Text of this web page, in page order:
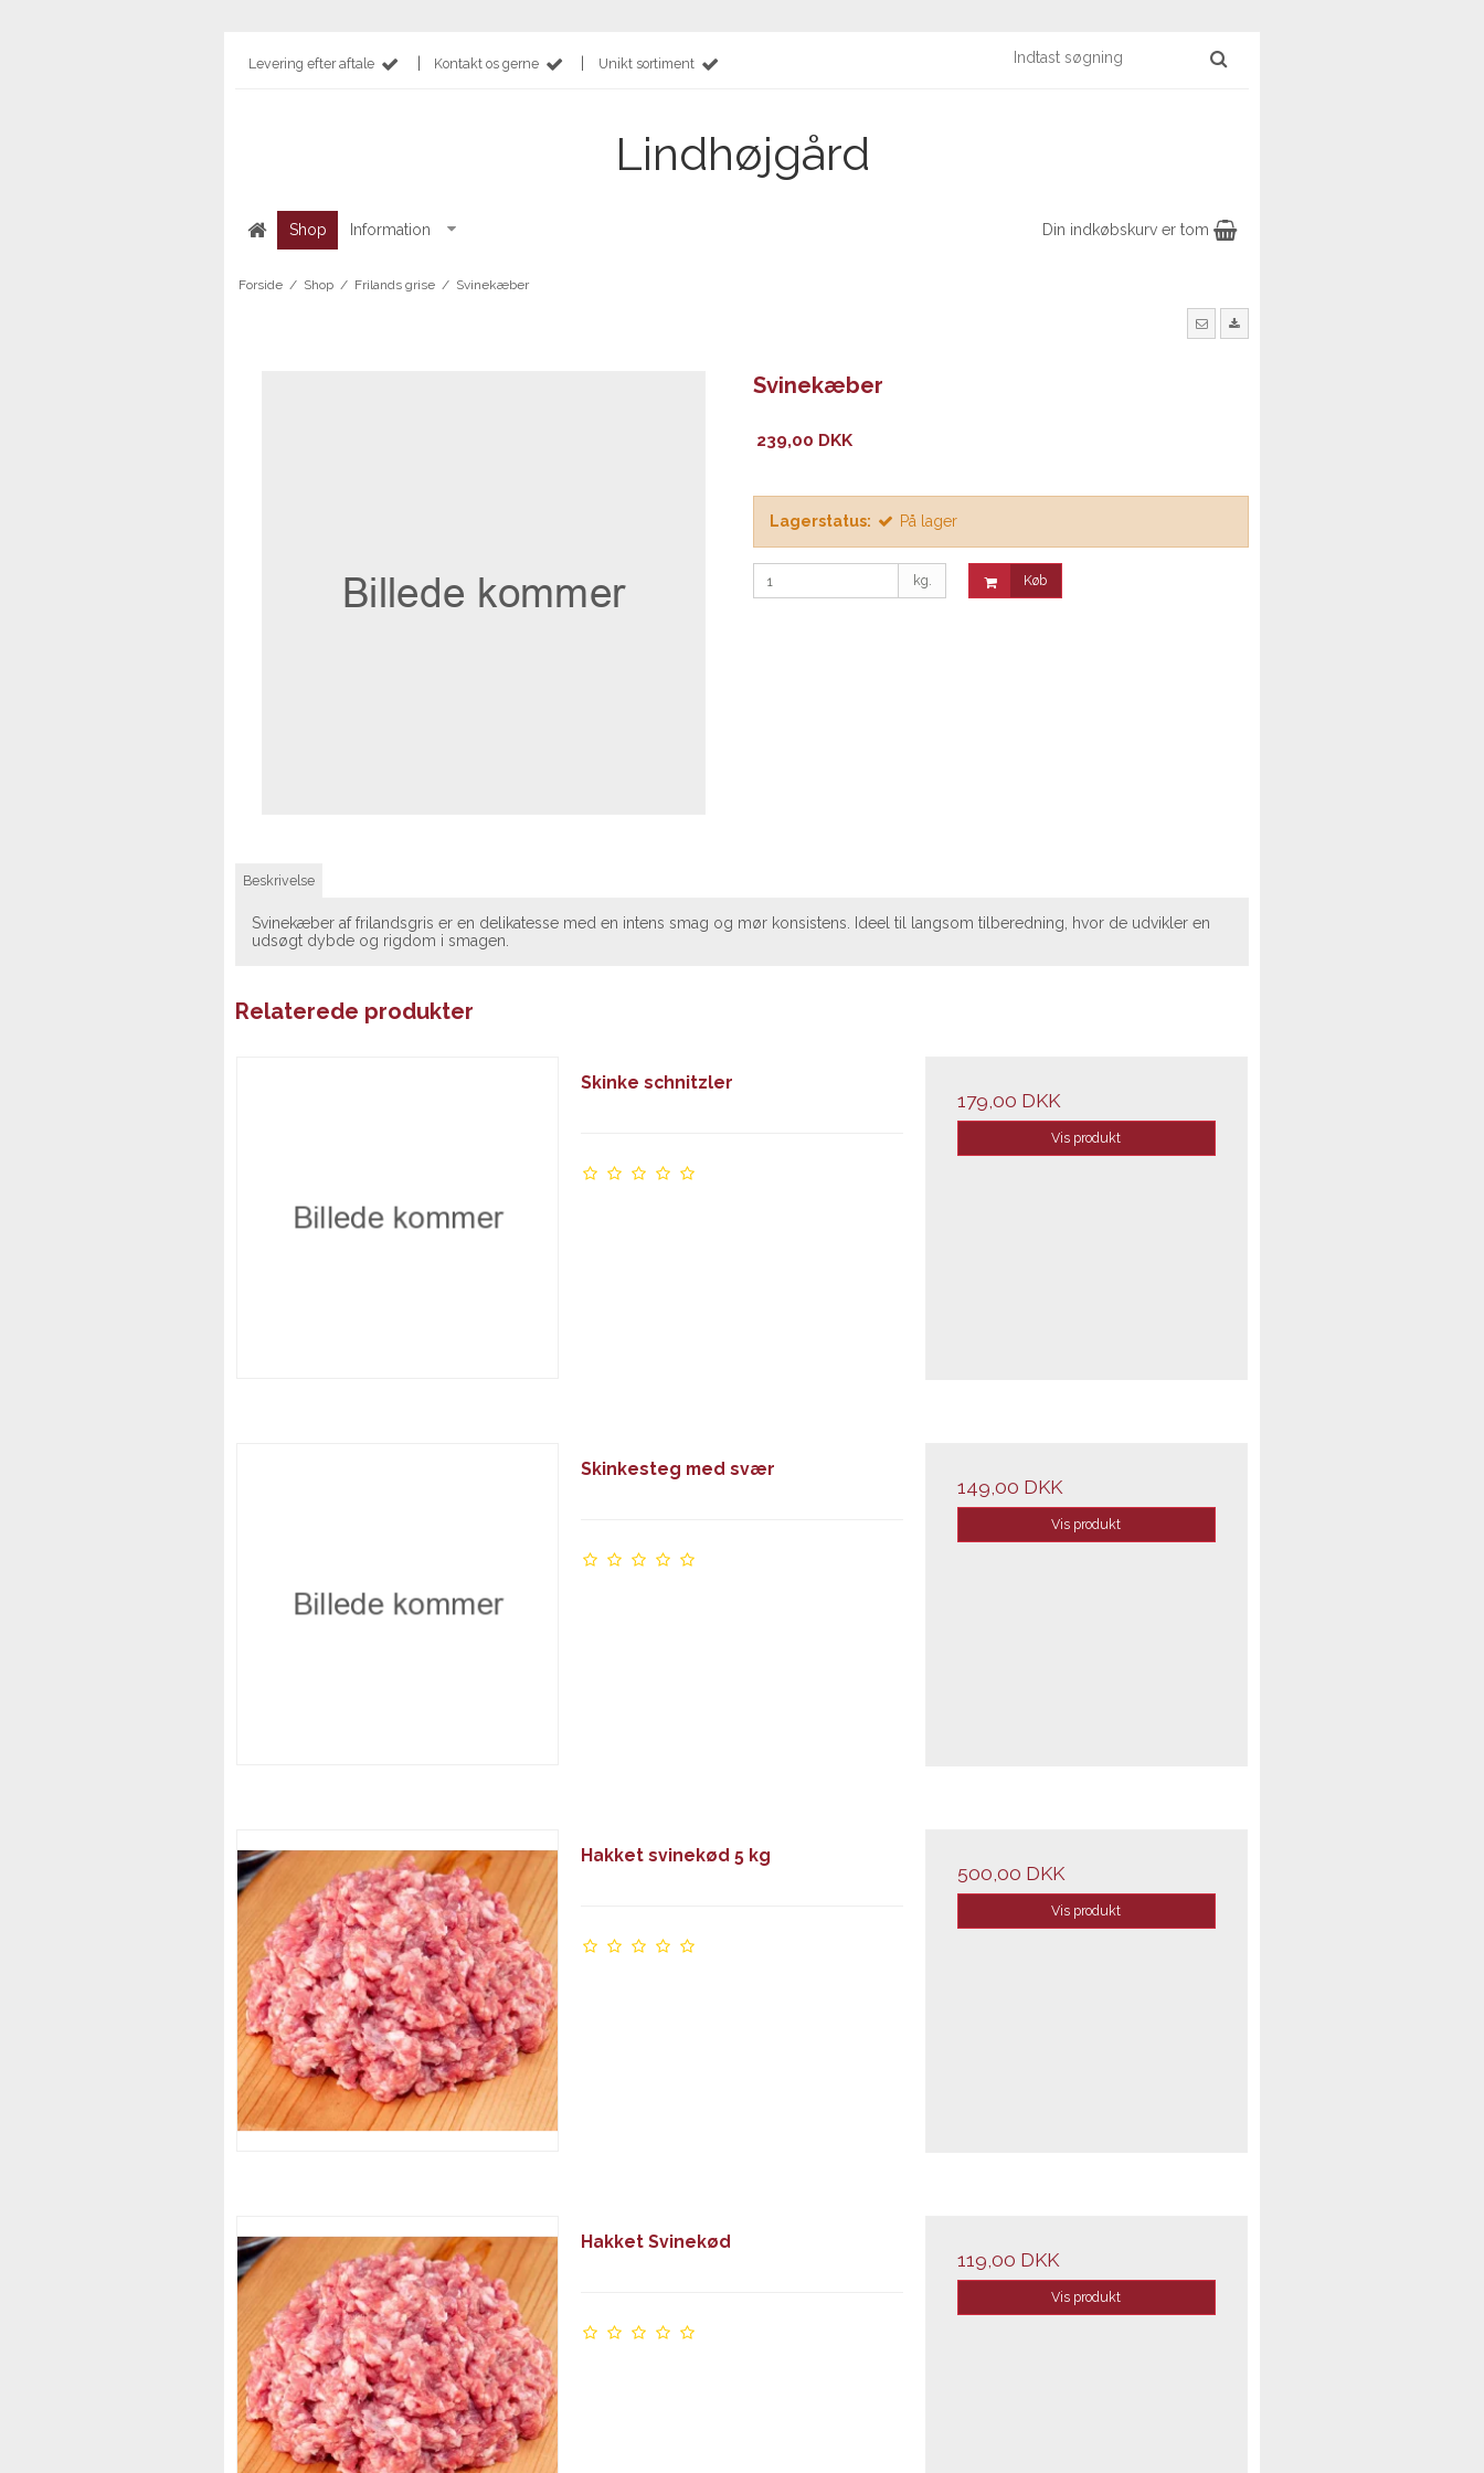
Levering efter aftale Kontakt os gerne Unikt sortiment
Lindhøjgård
Shop Information Din indkøbskurv er tom
Forside / Shop / Frilands grise / Svinekæber
Svinekæber
239,00 DKK
Lagerstatus: På lager
kg. Køb
Beskrivelse
Svinekæber af frilandsgris er en delikatesse med en intens smag og mør konsistens. Ideel til langsom tilberedning, hvor de udvikler en
udsøgt dybde og rigdom i smagen.
Relaterede produkter
Skinke schnitzler
179,00 DKK
Vis produkt
Skinkesteg med svær
149,00 DKK
Vis produkt
Hakket svinekød 5 kg
500,00 DKK
Vis produkt
Hakket Svinekød
119,00 DKK
Vis produkt